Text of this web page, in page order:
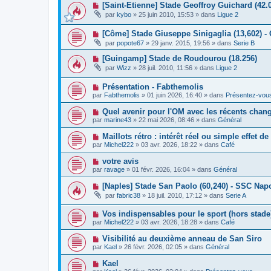
a
g
e
s
s
a
e
a
u
m
s
s
a
g
e
N
o
u
v
a
u
m
e
s
s
a
g
e
[Saint-Etienne] Stade Geoffroy Guichard
par kybo » 25 juin 2010, 15:53 » dans Ligue 2
N
o
u
v
a
m
e
s
s
a
g
e
[Côme] Stade Giuseppe Sinigaglia (13,602) -
par popote67 » 29 janv. 2015, 19:56 » dans Serie B
N
o
u
v
e
a
m
e
s
s
g
e
[Guingamp] Stade de Roudourou (18.256)
par Wizz » 28 juil. 2010, 11:56 » dans Ligue 2
N
o
u
e
a
u
m
e
s
a
g
e
Présentation - Fabthemolis
par Fabthemolis » 01 juin 2026, 16:40 » dans Présentez-
N
o
u
v
e
a
u
m
e
s
s
a
g
e
Quel avenir pour l'OM avec les récents
par marine43 » 22 mai 2026, 08:46 » dans Général
N
o
u
e
a
u
m
e
s
s
a
g
e
Maillots rétro : intérêt réel ou simple effet de
par Michel222 » 03 avr. 2026, 18:22 » dans Café
N
o
u
v
a
u
m
s
s
a
g
e
votre avis
par ravage » 01 févr. 2026, 16:04 » dans Général
N
o
u
v
e
a
u
m
s
s
[Naples] Stade San Paolo (60,240) - SSC
par fabric38 » 18 juil. 2010, 17:12 » dans Serie A
N
o
v
a
u
m
Vos indispensables pour le sport (hors
par Michel222 » 03 avr. 2026, 18:28 » dans Café
N
o
v
e
Visibilité au deuxième anneau de San Siro
par Kael » 26 févr. 2026, 02:05 » dans Général
N
o
Kael